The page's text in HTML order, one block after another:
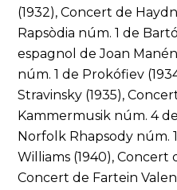
(1932), Concert de
Rapsòdia núm. 1 de
espagnol de Joan
núm. 1 de Prokófiev
Stravinsky (1935),
Kammermusik núm. 4
Norfolk Rhapsody núm.
Williams (1940), Concert
Concert de Fartein